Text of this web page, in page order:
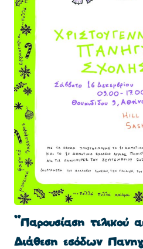
“Παρουσίαση τελικού
Διάθεση εσόδων